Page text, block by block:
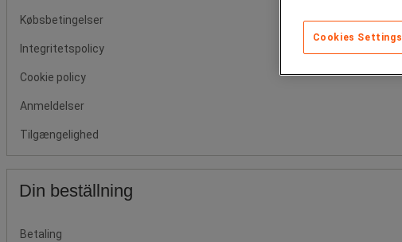
Købsbetingelser
Integritetspolicy
Cookie policy
Anmeldelser
Tilgængelighed
Din beställning
Betaling
Cookies Settings